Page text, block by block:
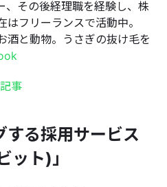
、その後経理職を経験し、株
フリーランスで活動中。
酒と動物。うさぎの抜け毛を
事
する採用サービス
ット)」